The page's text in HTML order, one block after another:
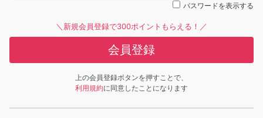
パスワードを表示する
＼新規会員登録で300ポイントもらえる！／
会員登録
上の会員登録ボタンを押すことで、
利用規約に同意したことになります